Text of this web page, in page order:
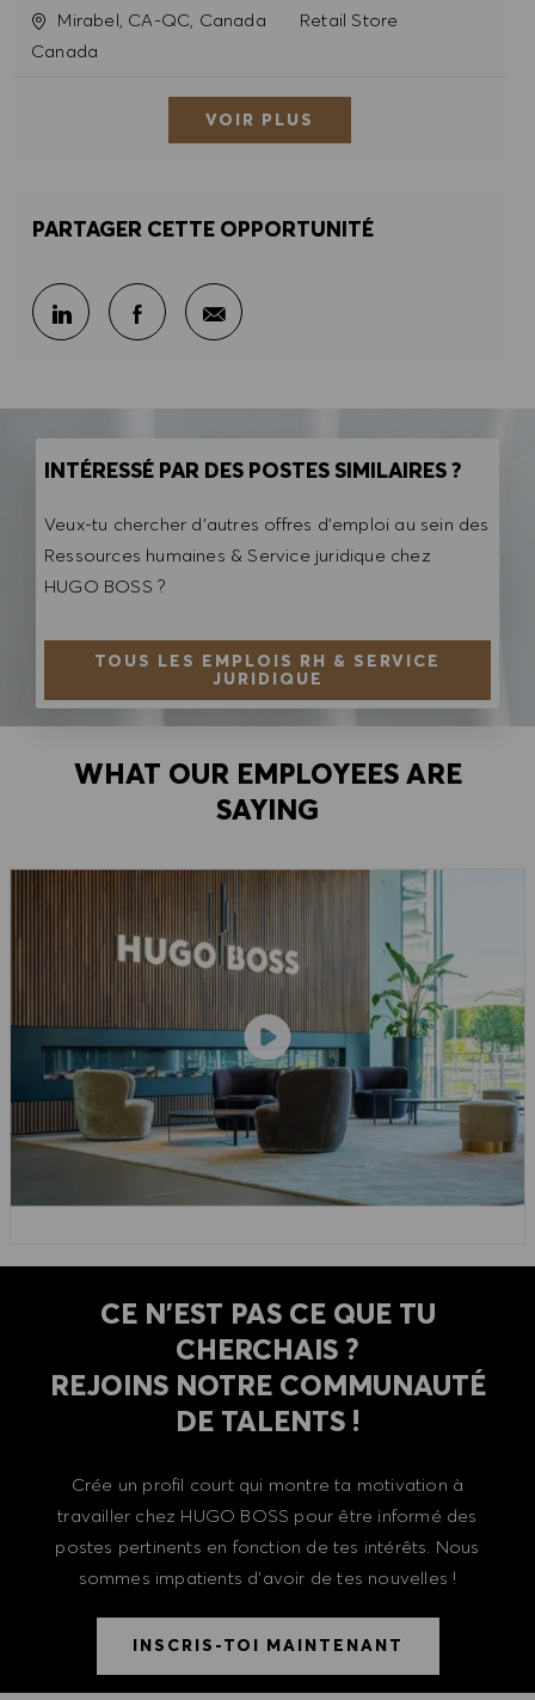
SiteMirabel, CA-QC, Canada Catégorie
Retail Store
Canada
VOIR PLUS
PARTAGER CETTE OPPORTUNITÉ
Partager sur LinkedIn
Partager sur Facebook
Partager par e-mail
INTÉRESSÉ PAR DES POSTES SIMILAIRES ?
Veux-tu chercher d'autres offres d'emploi au sein des
Ressources humaines & Service juridique chez
HUGO BOSS ?
TOUS LES EMPLOIS RH & SERVICE
JURIDIQUE
WHAT OUR EMPLOYEES ARE
SAYING
CE N'EST PAS CE QUE TU
CHERCHAIS ?
REJOINS NOTRE COMMUNAUTÉ
DE TALENTS !
Crée un profil court qui montre ta motivation à
travailler chez HUGO BOSS pour être informé des
postes pertinents en fonction de tes intérêts. Nous
sommes impatients d'avoir de tes nouvelles !
INSCRIS-TOI MAINTENANT